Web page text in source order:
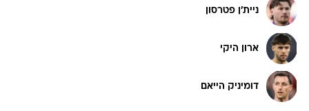
ניית'ן פטרסון
ארון היקי
דומיניק הייאם